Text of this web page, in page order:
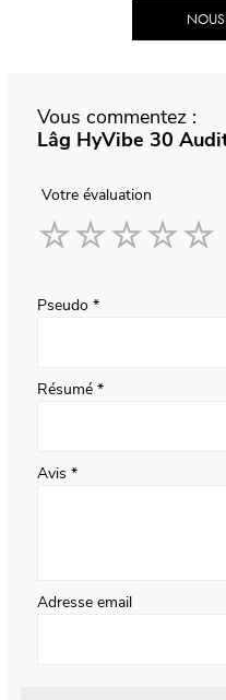
Vous commentez :
Lâg HyVibe 30
Votre évaluation
Pseudo
Résumé
Avis
Adresse email